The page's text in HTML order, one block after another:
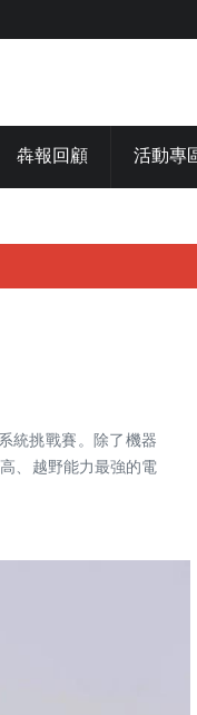
犇報回顧 活動專
統挑戰賽。除了機器
、越野能力最強的電